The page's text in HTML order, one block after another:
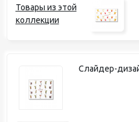
Товары из этой
коллекции
Слайдер-